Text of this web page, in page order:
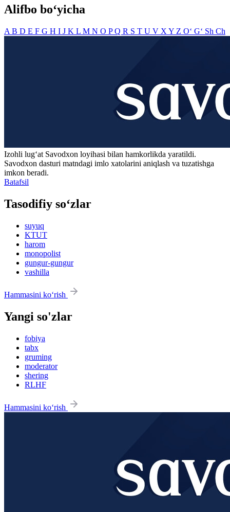
Alifbo bo‘yicha
A B D E F G H I J K L M N O PQ R S T U V X Y Z O‘ G‘ Sh Ch
Izohli lugʻat Savodxon loyihasi bilan hamkorlikda yaratildi.
Savodxon dasturi matndagi imlo xatolarini aniqlash va tuzatishga
imkon beradi.
Batafsil
Tasodifiy so‘zlar
suyuq
KTUT
harom
monopolist
gungur-gungur
vashilla
Hammasini ko‘rish
Yangi so'zlar
fobiya
tabx
gruming
moderator
shering
RLHF
Hammasini ko‘rish